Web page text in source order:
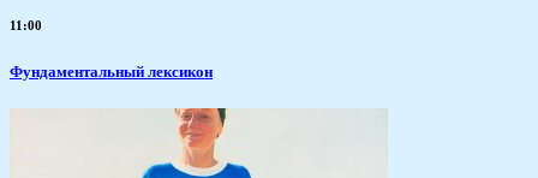
11:00
Фундаментальный лексикон